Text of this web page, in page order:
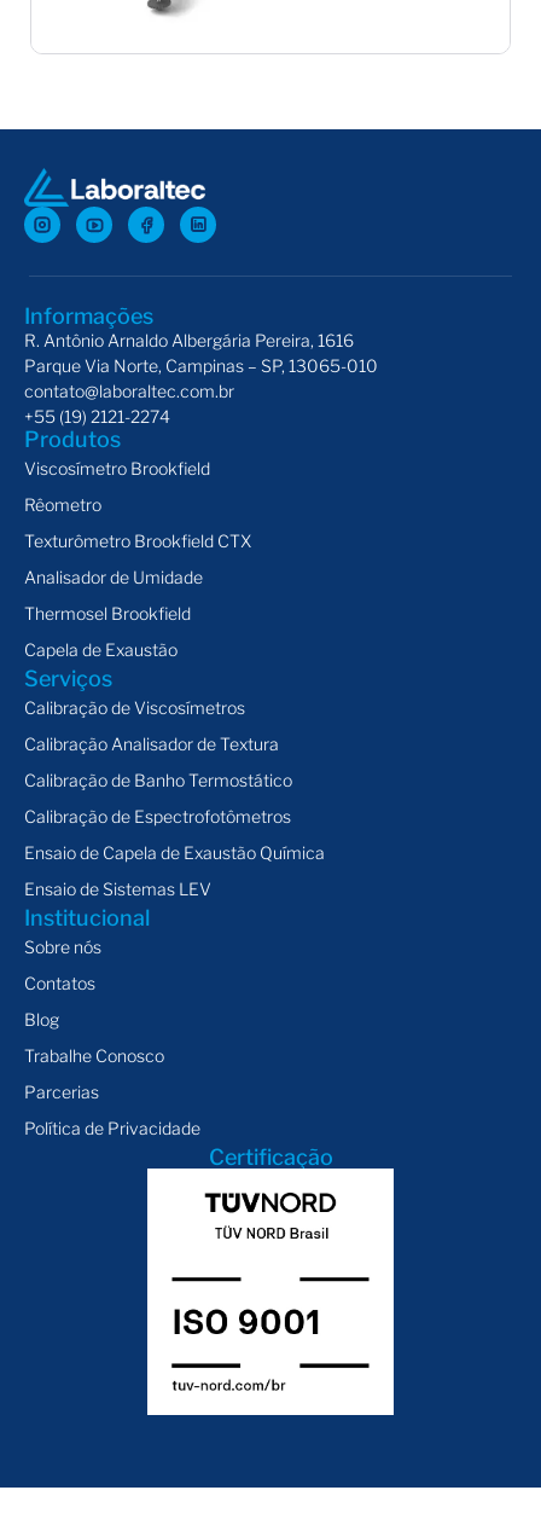
Informações
R. Antônio Arnaldo Albergária Pereira, 1616
Parque Via Norte, Campinas – SP, 13065-010
contato@laboraltec.com.br
+55 (19) 2121-2274
Produtos
Viscosímetro Brookfield
Rêometro
Texturômetro Brookfield CTX
Analisador de Umidade
Thermosel Brookfield
Capela de Exaustão
Serviços
Calibração de Viscosímetros
Calibração Analisador de Textura
Calibração de Banho Termostático
Calibração de Espectrofotômetros
Ensaio de Capela de Exaustão Química
Ensaio de Sistemas LEV
Institucional
Sobre nós
Contatos
Blog
Trabalhe Conosco
Parcerias
Política de Privacidade
Certificação